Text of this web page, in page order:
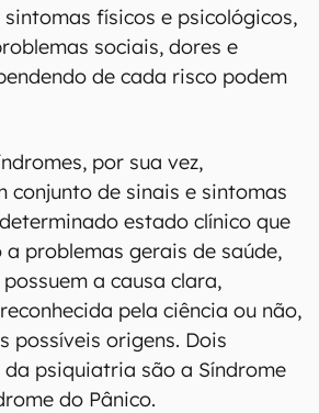
físicos e psicológicos,
sociais, dores e
de cada risco podem
por sua vez,
conjunto de sinais e sintomas
estado clínico que
problemas gerais de saúde,
a causa clara,
pela ciência ou não,
possíveis origens. Dois
psiquiatria são a Síndrome
do Pânico.